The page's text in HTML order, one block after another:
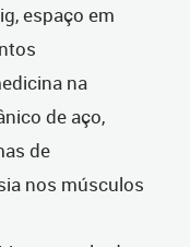
espaço em
na
de aço,
de
nos músculos